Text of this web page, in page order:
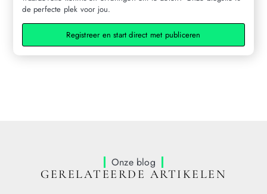
de perfecte plek voor jou.
Registreer en start direct met publiceren
Onze blog
GERELATEERDE ARTIKELEN